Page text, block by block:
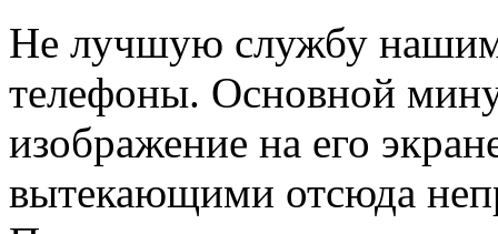
Не лучшую службу нашим
телефоны. Основной
изображение на его
вытекающими отсюда